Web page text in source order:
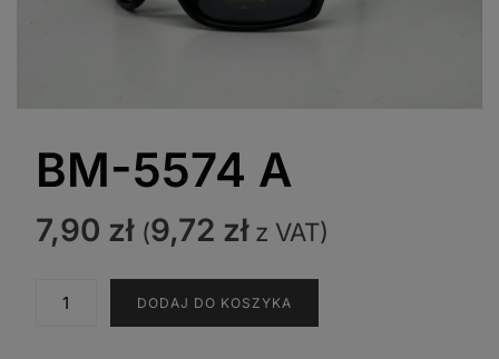
BM-5574 A
7,90 zł (9,72 złz VAT)
DODAJ DO KOSZYKA